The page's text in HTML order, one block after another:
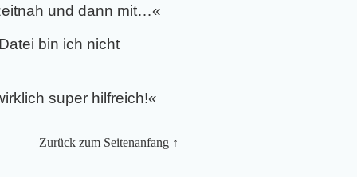
und dann mit…«
bin ich nicht
super hilfreich!«
Zurück zum Seitenanfang ↑